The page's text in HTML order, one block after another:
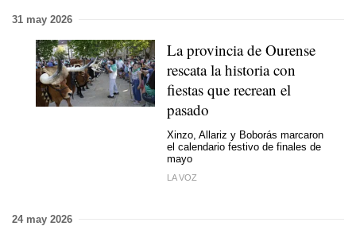
31 may 2026
La provincia de Ourense
rescata la historia con
fiestas que recrean el
pasado
Xinzo, Allariz y Boborás marcaron
el calendario festivo de finales de
mayo
LA VOZ
24 may 2026